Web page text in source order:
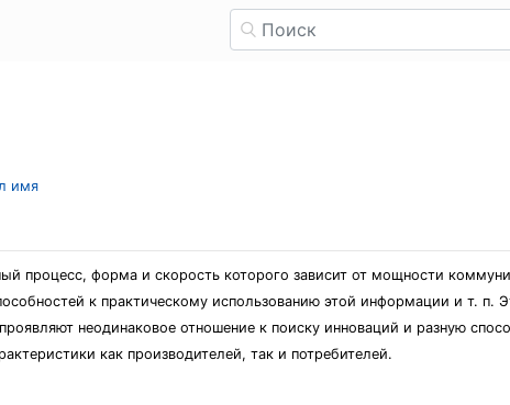
имя
процесс, форма и скорость которого зависит от мощности
к практическому использованию этой информации и т. п.
неодинаковое отношение к поиску инноваций и разную
как производителей, так и потребителей.